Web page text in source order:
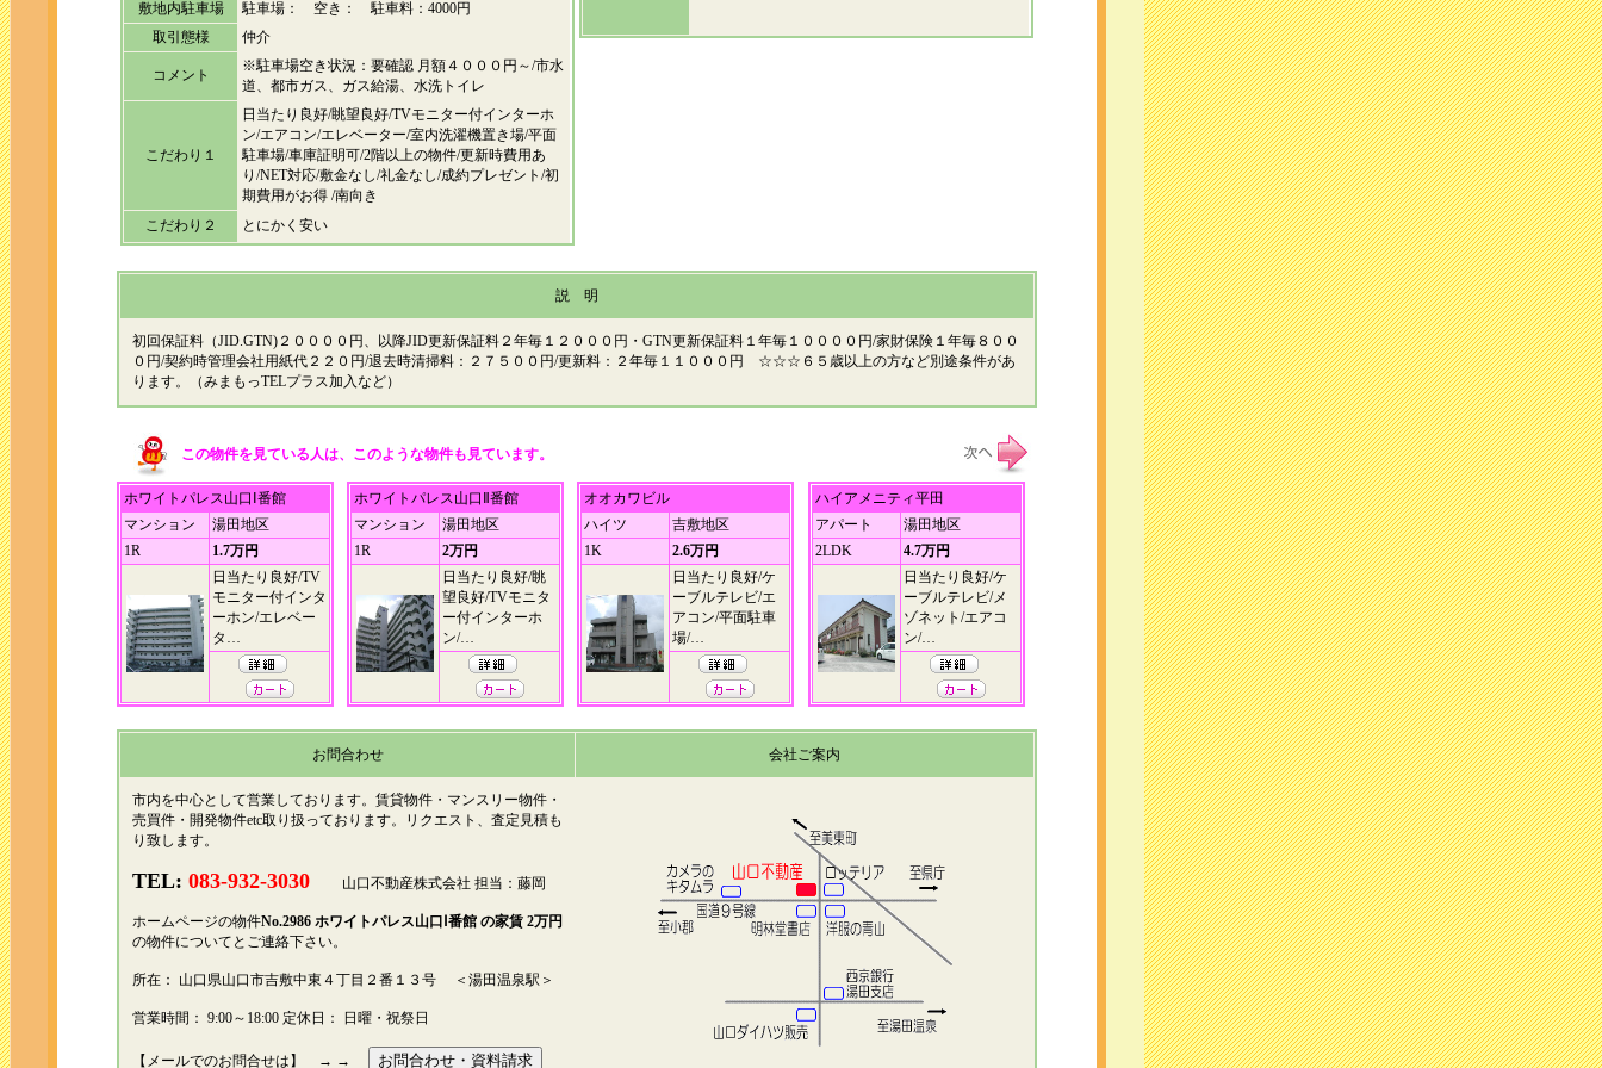
敷地内駐車場
駐車場： 空き： 駐車料：4000円
取引態様
仲介
コメント
※駐車場空き状況：要確認 月額４０００円～/市水
道、都市ガス、ガス給湯、水洗トイレ
こだわり１
日当たり良好/眺望良好/TVモニター付インターホ
ン/エアコン/エレベーター/室内洗濯機置き場/平面
駐車場/車庫証明可/2階以上の物件/更新時費用あ
り/NET対応/敷金なし/礼金なし/成約プレゼント/初
期費用がお得 /南向き
こだわり２
とにかく安い
説 明
初回保証料（JID.GTN)２００００円、以降JID更新保証料２年毎１２０００円・GTN更新保証料１年毎１００００円/家財保険１年毎８００
０円/契約時管理会社用紙代２２０円/退去時清掃料：２７５００円/更新料：２年毎１１０００円 ☆☆☆６５歳以上の方など別途条件があ
ります。（みまもっTELプラス加入など）
この物件を見ている人は、このような物件も見ています。
ホワイトパレス山口Ⅰ番館
マンション
湯田地区
1R
1.7万円
日当たり良好/TV
モニター付インタ
ーホン/エレベー
タ…
ホワイトパレス山口Ⅱ番館
マンション
湯田地区
1R
2万円
日当たり良好/眺
望良好/TVモニタ
ー付インターホ
ン/…
オオカワビル
ハイツ
吉敷地区
1K
2.6万円
日当たり良好/ケ
ーブルテレビ/エ
アコン/平面駐車
場/…
ハイアメニティ平田
アパート
湯田地区
2LDK
4.7万円
日当たり良好/ケ
ーブルテレビ/メ
ゾネット/エアコ
ン/…
お問合わせ 会社ご案内
市内を中心として営業しております。賃貸物件・マンスリー物件・
売買件・開発物件etc取り扱っております。リクエスト、査定見積も
り致します。
TEL: 083-932-3030 山口不動産株式会社 担当：藤岡
ホームページの物件No.2986 ホワイトパレス山口Ⅰ番館 の家賃 2万円
の物件についてとご連絡下さい。
所在： 山口県山口市吉敷中東４丁目２番１３号 ＜湯田温泉駅＞
営業時間： 9:00～18:00 定休日： 日曜・祝祭日
【メールでのお問合せは】 → →